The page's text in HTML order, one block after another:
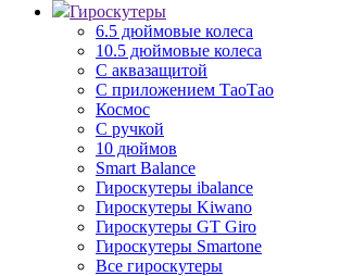
Гироскутеры
6.5 дюймовые колеса
10.5 дюймовые колеса
С аквазащитой
С приложением ТаоТао
Космос
С ручкой
10 дюймов
Smart Balance
Гироскутеры ibalance
Гироскутеры Kiwano
Гироскутеры GT Giro
Гироскутеры Smartone
Все гироскутеры